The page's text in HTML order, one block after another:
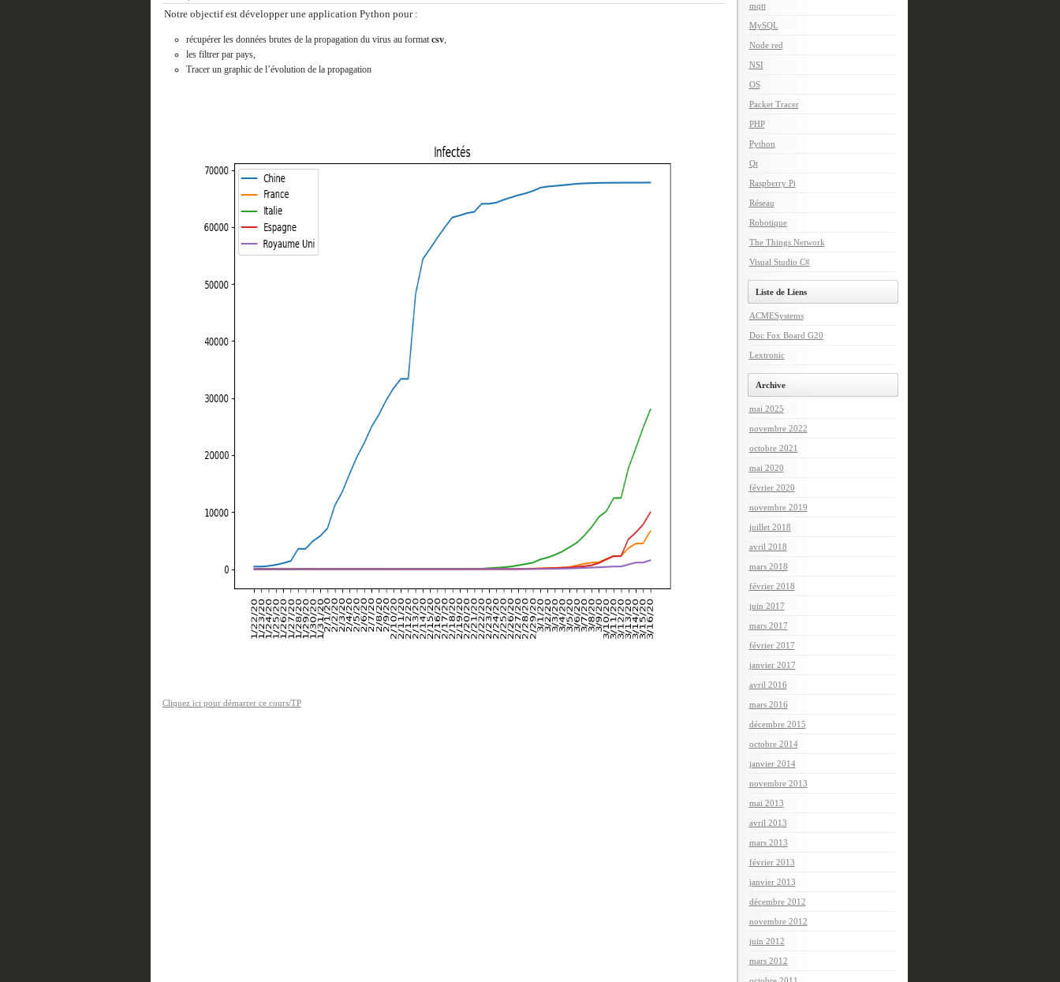
Notre objectif est développer une application Python pour :
récupérer les données brutes de la propagation du virus au formatcsv,
les filtrer par pays,
Tracer un graphic de l’évolution de la propagation
Cliquez ici pour démarrer ce cours/TP
mqtt
MySQL
Node red
NSI
OS
Packet Tracer
PHP
Python
Qt
Raspberry Pi
Réseau
Robotique
The Things Network
Visual Studio C#
Liste de Liens
ACMESystems
Doc Fox Board G20
Lextronic
Archive
mai 2025
novembre 2022
octobre 2021
mai 2020
février 2020
novembre 2019
juillet 2018
avril 2018
mars 2018
février 2018
juin 2017
mars 2017
février 2017
janvier 2017
avril 2016
mars 2016
décembre 2015
octobre 2014
janvier 2014
novembre 2013
mai 2013
avril 2013
mars 2013
février 2013
janvier 2013
décembre 2012
novembre 2012
juin 2012
mars 2012